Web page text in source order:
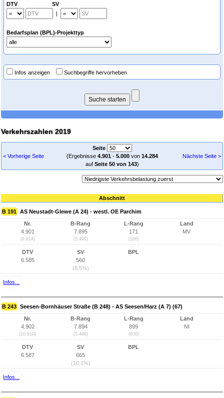
DTV SV
|
Bedarfsplan (BPL)-Projekttyp
Infos anzeigen Suchbegriffe hervorheben
Verkehrszahlen 2019
< Vorherige Seite
Seite
(Ergebnisse 4.901- 5.000von 14.284
auf Seite 50 von 143)
Nächste Seite >
Abschnitt
B 191 AS Neustadt-Glewe (A 24) - westl. OE Parchim
Nr.
4.901
(9.814)
B-Rang
7.895
(5.499)
L-Rang
171
(106)
Land
MV
DTV
6.585
SV
560
(8,5%)
BPL
Infos...
B 243 Seesen-Bornhäuser Straße (B 248) - AS Seesen/Harz (A 7) (67)
Nr.
4.902
(10.810)
B-Rang
7.894
(5.498)
L-Rang
899
(630)
Land
NI
DTV
6.587
SV
665
(10,1%)
BPL
Infos...